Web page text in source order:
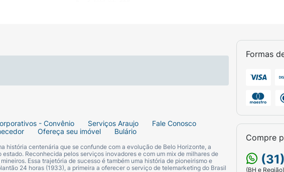
- Convênio Serviços Araujo
Fale Conosco
Ofereça seu imóvel Bulário
história centenária que se confunde com a evolução de Belo Horizonte, a
Reconhecida pelos serviços inovadores e com um mix de milhares de
Essa trajetória de sucesso é também uma história de pioneirismo e
24 horas (1933), a primeira a oferecer o serviço de telemarketing do Brasil
Formas
Compre
(BH e